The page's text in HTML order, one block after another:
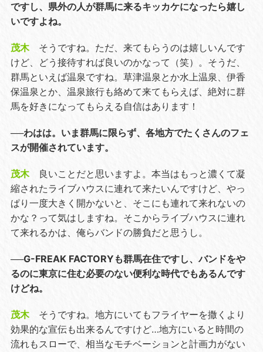
ですし、県外の人が群馬に来るキッカケになったら嬉し
いですよね。
茂木そうですね。ただ、来てもらうのは嬉しいんです
けど、どう接待すれば良いのかなって（笑）。そうだ、
群馬といえば温泉ですね。草津温泉とか水上温泉、伊香
保温泉とか、温泉旅行も絡めて来てもらえば、絶対に群
馬を好きになってもらえる自信はあります！
──わはは。いま群馬に限らず、各地方でたくさんのフェ
スが開催されています。
茂木良いことだと思いますよ。本当はもっと濃くて凝
縮されたライブハウスに連れて来たいんですけど、やっ
ぱり一度大きく開かないと、そこにも連れて来れないの
かな？って気はしますね。そこからライブハウスに連れ
て来れるかは、俺らバンドの勝負だと思うし。
──G-FREAK FACTORYも群馬在住ですし、バンドをや
るのに東京に住む必要のない便利な時代でもあるんです
けどね。
茂木そうですね。地方にいてもフライヤーを撒くより
効果的な宣伝も出来るんですけど…地方にいると時間の
流れもスローで、相当なモチベーションと計画力がない